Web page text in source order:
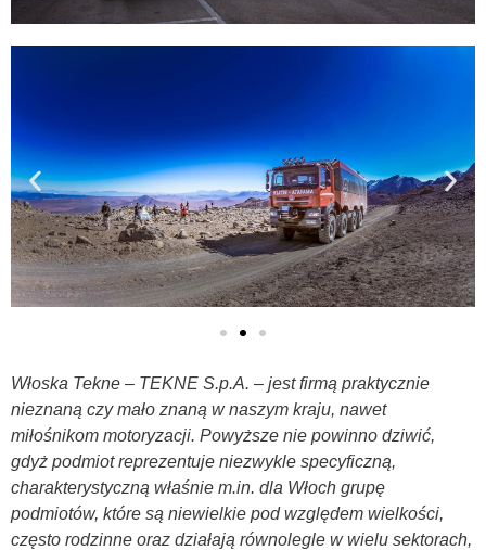
Włoska Tekne – TEKNE S.p.A. – jest firmą praktycznie
nieznaną czy mało znaną w naszym kraju, nawet
miłośnikom motoryzacji. Powyższe nie powinno dziwić,
gdyż podmiot reprezentuje niezwykle specyficzną,
charakterystyczną właśnie m.in. dla Włoch grupę
podmiotów, które są niewielkie pod względem wielkości,
często rodzinne oraz działają równolegle w wielu sektorach,